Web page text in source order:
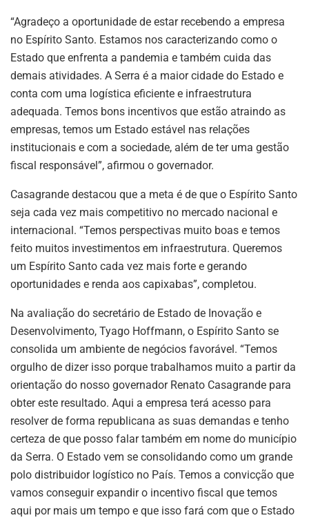
“Agradeço a oportunidade de estar recebendo a empresa
no Espírito Santo. Estamos nos caracterizando como o
Estado que enfrenta a pandemia e também cuida das
demais atividades. A Serra é a maior cidade do Estado e
conta com uma logística eficiente e infraestrutura
adequada. Temos bons incentivos que estão atraindo as
empresas, temos um Estado estável nas relações
institucionais e com a sociedade, além de ter uma gestão
fiscal responsável”, afirmou o governador.
Casagrande destacou que a meta é de que o Espírito Santo
seja cada vez mais competitivo no mercado nacional e
internacional. “Temos perspectivas muito boas e temos
feito muitos investimentos em infraestrutura. Queremos
um Espírito Santo cada vez mais forte e gerando
oportunidades e renda aos capixabas”, completou.
Na avaliação do secretário de Estado de Inovação e
Desenvolvimento, Tyago Hoffmann, o Espírito Santo se
consolida um ambiente de negócios favorável. “Temos
orgulho de dizer isso porque trabalhamos muito a partir da
orientação do nosso governador Renato Casagrande para
obter este resultado. Aqui a empresa terá acesso para
resolver de forma republicana as suas demandas e tenho
certeza de que posso falar também em nome do município
da Serra. O Estado vem se consolidando como um grande
polo distribuidor logístico no País. Temos a convicção que
vamos conseguir expandir o incentivo fiscal que temos
aqui por mais um tempo e que isso fará com que o Estado